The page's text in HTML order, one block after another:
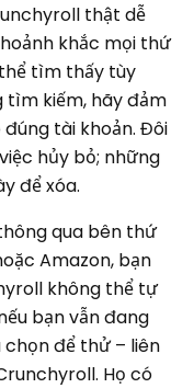
thật dễ
khắc mọi thứ
tìm thấy tùy
tìm kiếm, hãy đảm
tài khoản. Đôi
hủy bỏ; những
để xóa.
qua bên thứ
Amazon, bạn
không thể tự
bạn vẫn đang
để thử – liên
Họ có